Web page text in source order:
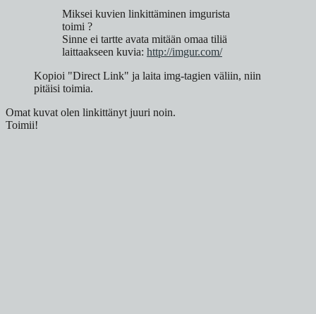
Miksei kuvien linkittäminen imgurista
toimi ?
Sinne ei tartte avata mitään omaa tiliä
laittaakseen kuvia: http://imgur.com/
Kopioi "Direct Link" ja laita img-tagien väliin, niin
pitäisi toimia.
Omat kuvat olen linkittänyt juuri noin.
Toimii!